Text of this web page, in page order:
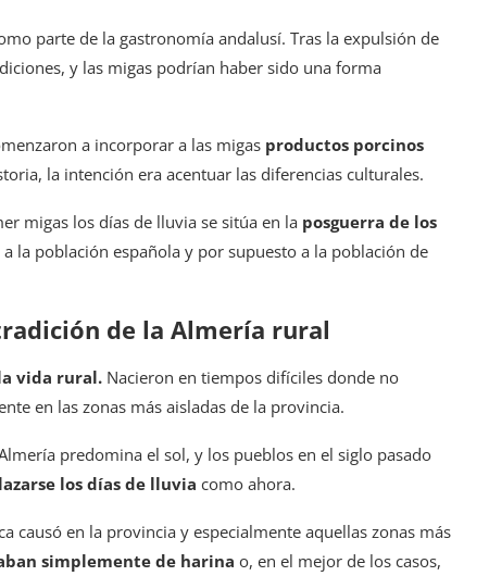
parte de la gastronomía andalusí. Tras la expulsión de
y las migas podrían haber sido una forma
a incorporar a las migas productos porcinos
la intención era acentuar las diferencias culturales.
migas los días de lluvia se sitúa en la posguerra de los
la población española y por supuesto a la población de
de la Almería rural
vida rural. Nacieron en tiempos difíciles donde no
en las zonas más aisladas de la provincia.
predomina el sol, y los pueblos en el siglo pasado
los días de lluvia como ahora.
causó en la provincia y especialmente aquellas zonas más
simplemente de harina o, en el mejor de los casos,